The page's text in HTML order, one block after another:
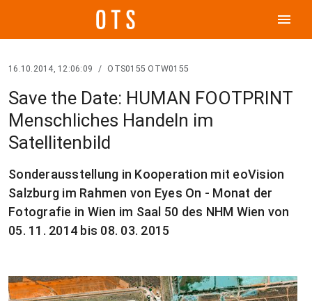
menu
16.10.2014, 12:06:09 / OTS0155 OTW0155
Save the Date: HUMAN FOOTPRINT
Menschliches Handeln im
Satellitenbild
Sonderausstellung in Kooperation mit eoVision
Salzburg im Rahmen von Eyes On - Monat der
Fotografie in Wien im Saal 50 des NHM Wien von
05. 11. 2014 bis 08. 03. 2015